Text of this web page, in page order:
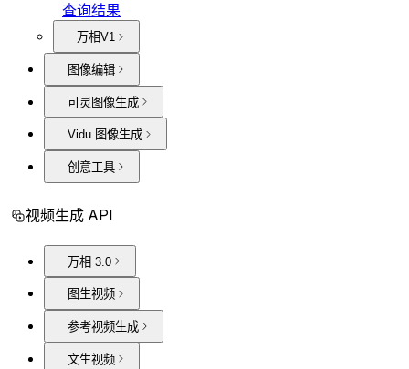
查询结果
万相V1
图像编辑
可灵图像生成
Vidu 图像生成
创意工具
视频生成 API
万相 3.0
图生视频
参考视频生成
文生视频